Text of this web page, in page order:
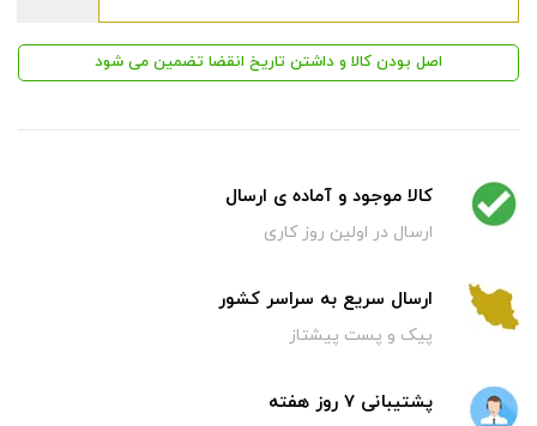
اصل بودن کالا و داشتن تاریخ انقضا تضمین می شود
کالا موجود و آماده ی ارسال
ارسال در اولین روز کاری
ارسال سریع به سراسر کشور
پیک و پست پیشتاز
پشتیبانی 7 روز هفته